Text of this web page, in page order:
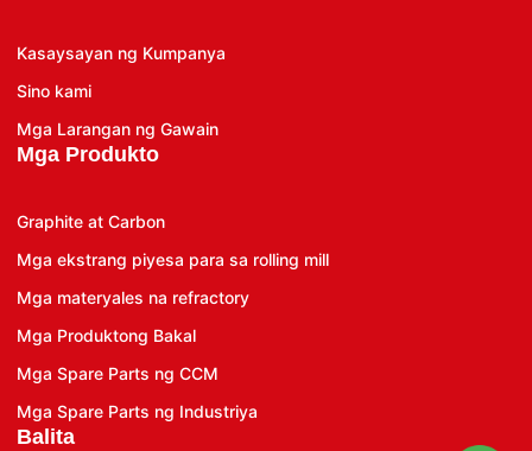
Kasaysayan ng Kumpanya
Sino kami
Mga Larangan ng Gawain
Mga Produkto
Graphite at Carbon
Mga ekstrang piyesa para sa rolling mill
Mga materyales na refractory
Mga Produktong Bakal
Mga Spare Parts ng CCM
Mga Spare Parts ng Industriya
Balita